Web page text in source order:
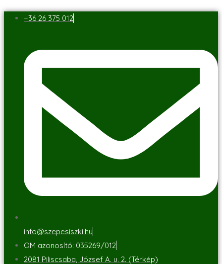
+36 26 375 012
info@szepesiszki.hu
OM azonosító: 035269/012
2081 Piliscsaba, József A. u. 2. (Térkép)